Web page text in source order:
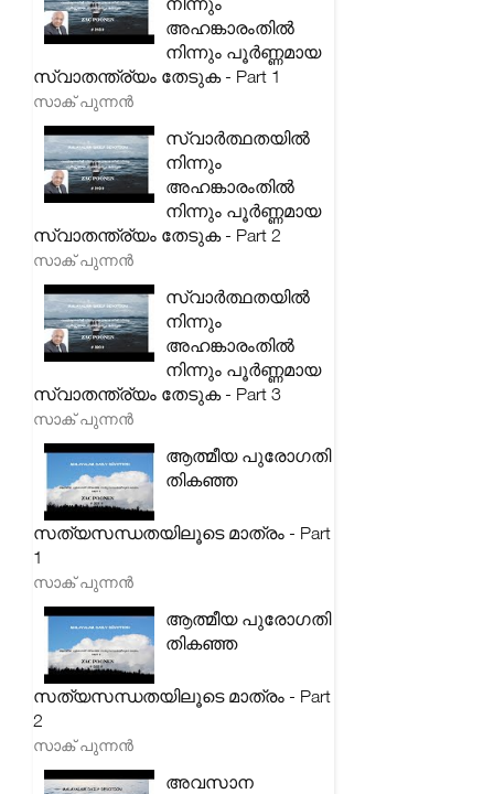
അഹങ്കാരംതിൽ
നിന്നും പൂർണ്ണമായ
സ്വാതന്ത്ര്യം തേടുക - Part 1
സാക് പുന്നൻ
സ്വാർത്ഥതയിൽ
നിന്നും
അഹങ്കാരംതിൽ
നിന്നും പൂർണ്ണമായ
സ്വാതന്ത്ര്യം തേടുക - Part 2
സാക് പുന്നൻ
സ്വാർത്ഥതയിൽ
നിന്നും
അഹങ്കാരംതിൽ
നിന്നും പൂർണ്ണമായ
സ്വാതന്ത്ര്യം തേടുക - Part 3
സാക് പുന്നൻ
ആത്മീയ പുരോഗതി
തികഞ്ഞ
സത്യസന്ധതയിലൂടെ മാത്രം - Part
1
സാക് പുന്നൻ
ആത്മീയ പുരോഗതി
തികഞ്ഞ
സത്യസന്ധതയിലൂടെ മാത്രം - Part
2
സാക് പുന്നൻ
അവസാന